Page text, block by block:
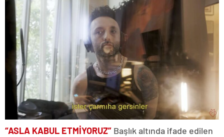
“ASLA KABUL ETMİYORUZ” Başlık altında ifade edilen